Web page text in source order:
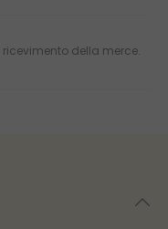
della merce.